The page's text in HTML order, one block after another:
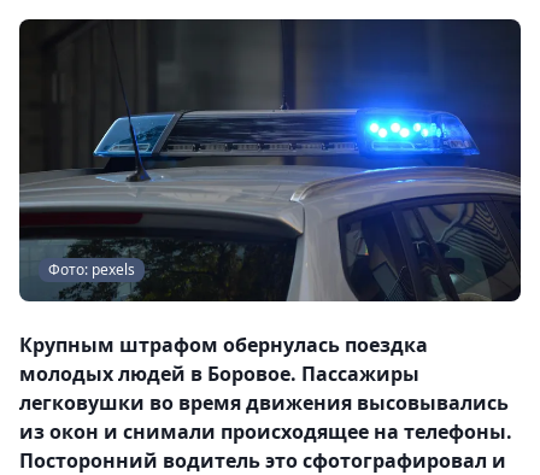
Фото: pexels
Крупным штрафом обернулась поездка
молодых людей в Боровое. Пассажиры
легковушки во время движения высовывались
из окон и снимали происходящее на телефоны.
Посторонний водитель это сфотографировал и